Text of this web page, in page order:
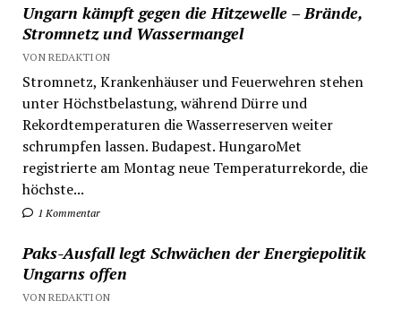
Ungarn kämpft gegen die Hitzewelle – Brände,
Stromnetz und Wassermangel
VON REDAKTION
Stromnetz, Krankenhäuser und Feuerwehren stehen
unter Höchstbelastung, während Dürre und
Rekordtemperaturen die Wasserreserven weiter
schrumpfen lassen. Budapest. HungaroMet
registrierte am Montag neue Temperaturrekorde, die
höchste...
1 Kommentar
Paks-Ausfall legt Schwächen der Energiepolitik
Ungarns offen
VON REDAKTION